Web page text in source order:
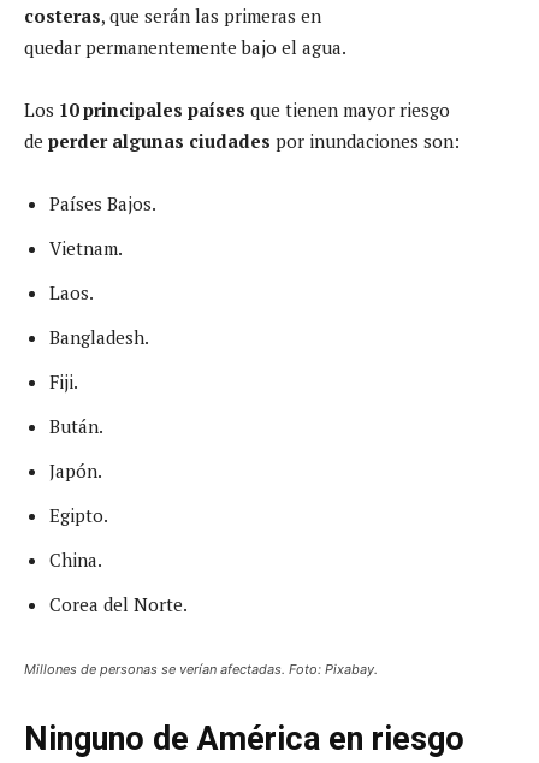
costeras, que serán las primeras en
quedar permanentemente bajo el agua.
Los 10 principales países que tienen mayor riesgo
de perder algunas ciudades por inundaciones son:
Países Bajos.
Vietnam.
Laos.
Bangladesh.
Fiji.
Bután.
Japón.
Egipto.
China.
Corea del Norte.
Millones de personas se verían afectadas. Foto: Pixabay.
Ninguno de América en riesgo